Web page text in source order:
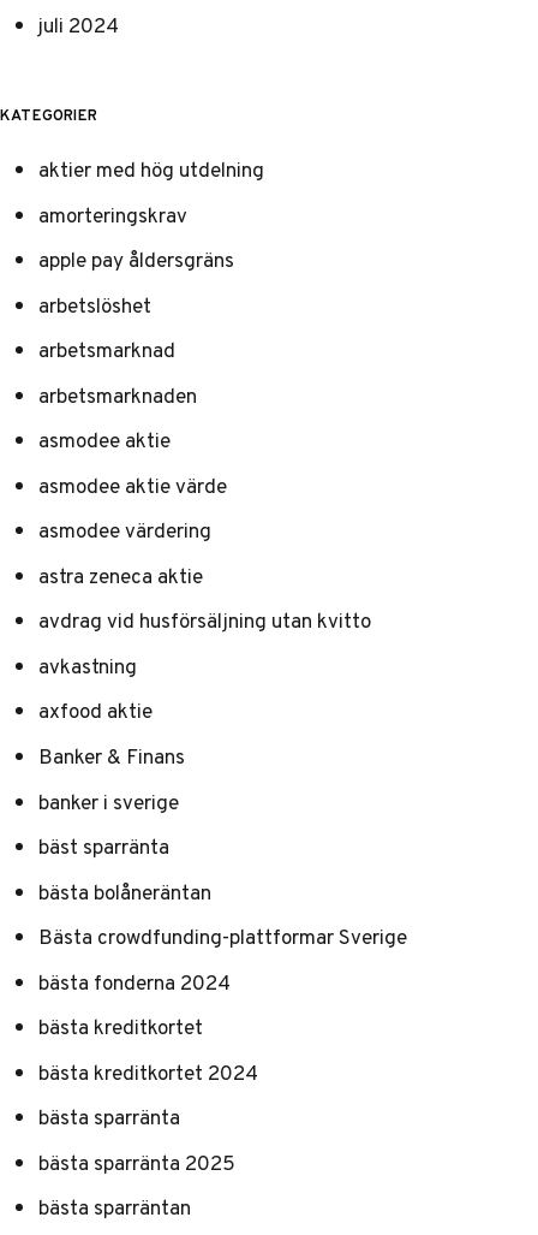
juli 2024
KATEGORIER
aktier med hög utdelning
amorteringskrav
apple pay åldersgräns
arbetslöshet
arbetsmarknad
arbetsmarknaden
asmodee aktie
asmodee aktie värde
asmodee värdering
astra zeneca aktie
avdrag vid husförsäljning utan kvitto
avkastning
axfood aktie
Banker & Finans
banker i sverige
bäst sparränta
bästa bolåneräntan
Bästa crowdfunding-plattformar Sverige
bästa fonderna 2024
bästa kreditkortet
bästa kreditkortet 2024
bästa sparränta
bästa sparränta 2025
bästa sparräntan